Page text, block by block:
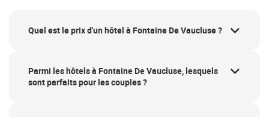
Quel est le prix d'un hôtel à Fontaine De Vaucluse ?
Parmi les hôtels à Fontaine De Vaucluse, lesquels
sont parfaits pour les couples ?